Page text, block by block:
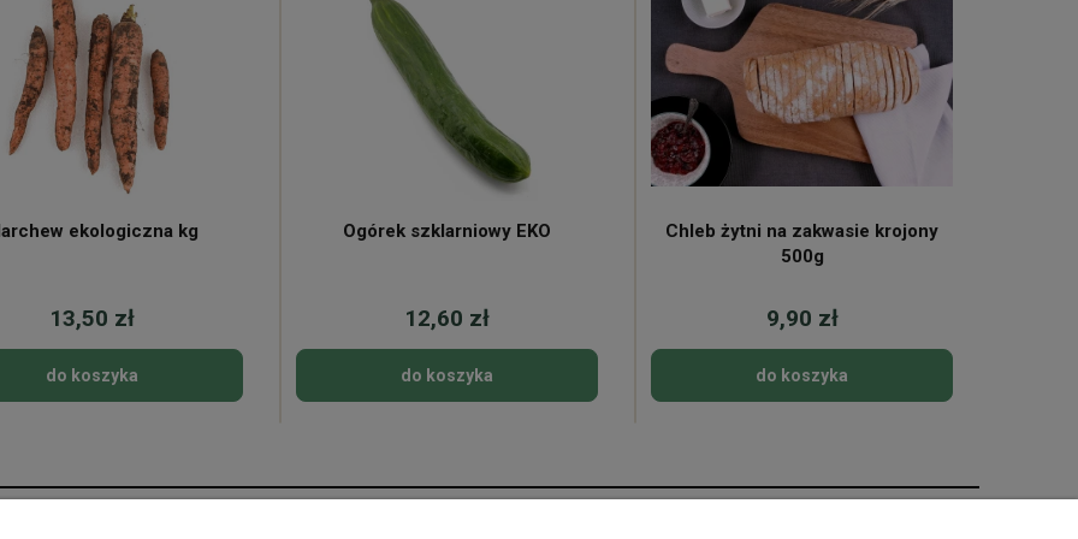
ekologiczna kg
13,50 zł
do koszyka
Ogórek szklarniowy EKO
12,60 zł
do koszyka
Chleb żytni na zakwasie krojony
500g
9,90 zł
do koszyka